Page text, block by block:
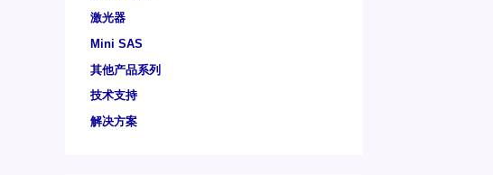
激光器
Mini SAS
其他产品系列
技术支持
解决方案